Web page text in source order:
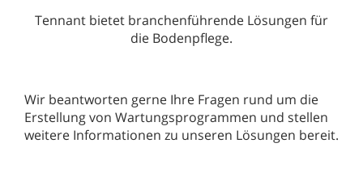
Tennant bietet branchenführende Lösungen für
die Bodenpflege.
Wir beantworten gerne Ihre Fragen rund um die
Erstellung von Wartungsprogrammen und stellen
weitere Informationen zu unseren Lösungen bereit.